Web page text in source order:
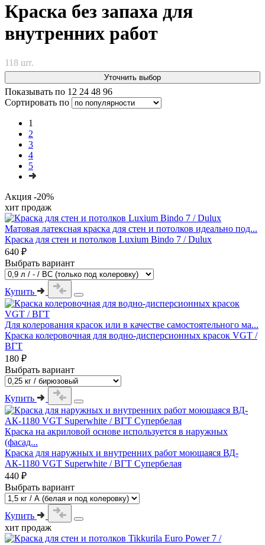
Краска без запаха для
внутренних работ
118 шт.
Уточнить выбор
Показывать по 12 24 48 96
Сортировать по
1
2
3
4
5
Акция -20%
хит продаж
Матовая латексная краска для стен и потолков идеально под...
Краска для стен и потолков Luxium Bindo 7 / Dulux
640 ₽
Выбрать вариант
Купить
Для колерования красок или в качестве самостоятельного ма...
Краска колеровочная для водно-дисперсионных красок VGT /
ВГТ
180 ₽
Выбрать вариант
Купить
Краска на акриловой основе используется в наружных
(фасад...
Краска для наружных и внутренних работ моющаяся ВД-
АК-1180 VGT Superwhite / ВГТ Супербелая
440 ₽
Выбрать вариант
Купить
хит продаж